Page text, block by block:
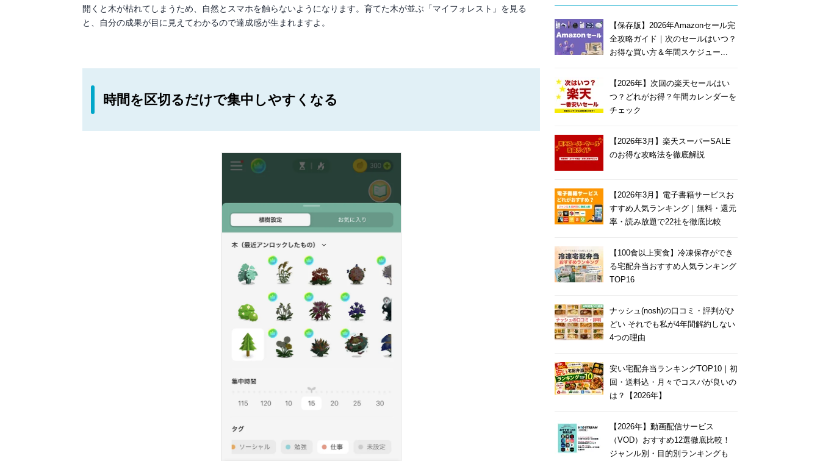
開くと木が枯れてしまうため、自然とスマホを触らないようになります。育てた木が並ぶ「マイフォレスト」を見る
と、自分の成果が目に見えてわかるので達成感が生まれますよ。
時間を区切るだけで集中しやすくなる
【保存版】2026年Amazonセール完
全攻略ガイド｜次のセールはいつ？
お得な買い方＆年間スケジュー...
【2026年】次回の楽天セールはい
つ？どれがお得？年間カレンダーを
チェック
【2026年3月】楽天スーパーSALE
のお得な攻略法を徹底解説
【2026年3月】電子書籍サービスお
すすめ人気ランキング｜無料・還元
率・読み放題で22社を徹底比較
【100食以上実食】冷凍保存ができ
る宅配弁当おすすめ人気ランキング
TOP16
ナッシュ(nosh)の口コミ・評判がひ
どい それでも私が4年間解約しない
4つの理由
安い宅配弁当ランキングTOP10｜初
回・送料込・月々でコスパが良いの
は？【2026年】
【2026年】動画配信サービス
（VOD）おすすめ12選徹底比較！
ジャンル別・目的別ランキングも